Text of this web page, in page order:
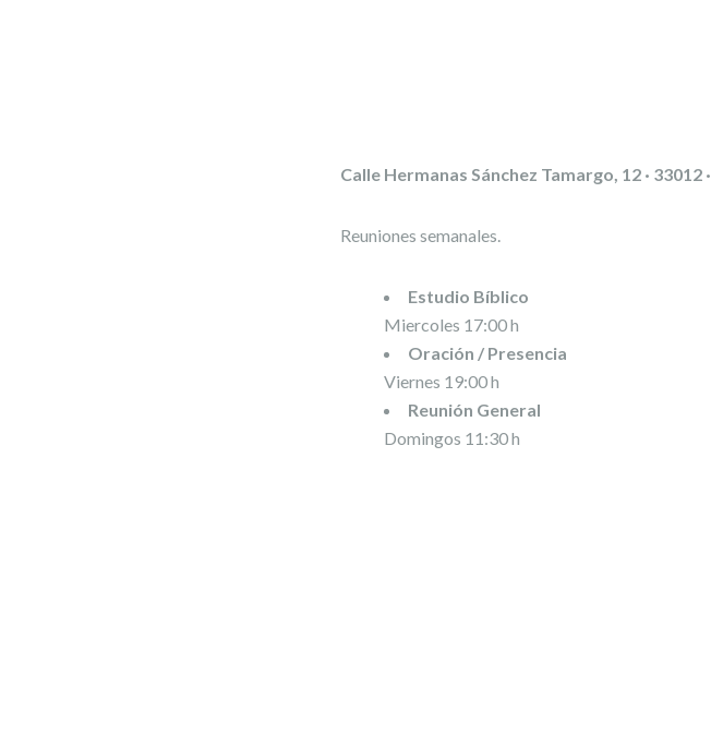
Calle Hermanas Sánchez Tamargo, 12 · 33012 ·
Reuniones semanales.
Estudio Bíblico
Miercoles 17:00 h
Oración / Presencia
Viernes 19:00 h
Reunión General
Domingos 11:30 h